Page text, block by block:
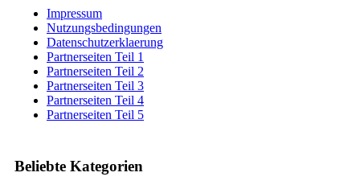
Beliebte Kategorien
Impressum
Nutzungsbedingungen
Datenschutzerklaerung
Partnerseiten Teil 1
Partnerseiten Teil 2
Partnerseiten Teil 3
Partnerseiten Teil 4
Partnerseiten Teil 5